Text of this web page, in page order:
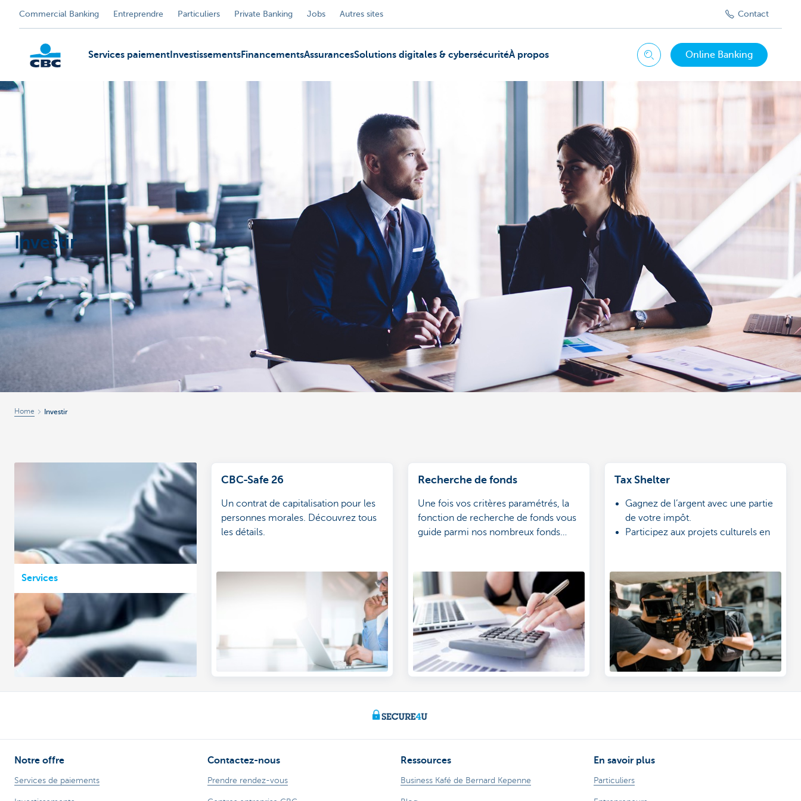
Commercial Banking Entreprendre Particuliers Private Banking Jobs Autres sites Contact
Corporate
Services paiement InvestissementsFinancementsAssurancesSolutions digitales & cybersécuritéÀ propos ChercherOnline Banking
Investir
Home Investir
Services
CBC-Safe 26
Un contrat de capitalisation pour les
personnes morales. Découvrez tous
les détails.
Recherche de fonds
Une fois vos critères paramétrés, la
fonction de recherche de fonds vous
guide parmi nos nombreux fonds
Tax Shelter
Gagnez de l’argent avec une partie
de votre impôt.
Participez aux projets culturels en
Notre offre
Services de paiements
Contactez-nous
Prendre rendez-vous
Ressources
Business Kafé de Bernard Kepenne
En savoir plus
Particuliers